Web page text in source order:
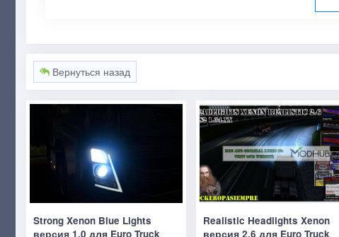
Вернуться назад
Strong Xenon Blue Lights
версия 1.0 для Euro Truck
Realistic Headlights Xenon
версия 2.6 для Euro Truck